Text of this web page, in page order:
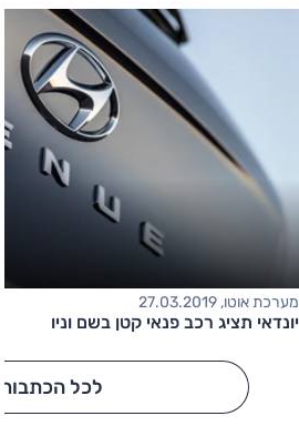
מערכת אוטו, 27.03.2019
יונדאי תציג רכב פנאי קטן בשם וניו
לכל הכתבות